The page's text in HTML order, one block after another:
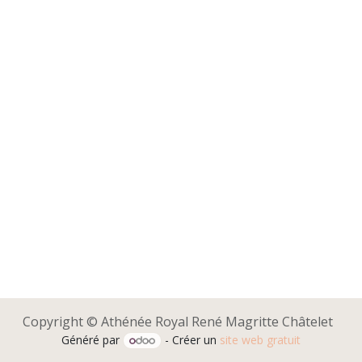
Copyright © Athénée Royal René Magritte Châtelet
Généré par - Créer un site web gratuit